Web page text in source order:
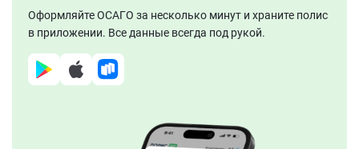
Оформляйте ОСАГО за несколько минут и храните полис
в приложении. Все данные всегда под рукой.